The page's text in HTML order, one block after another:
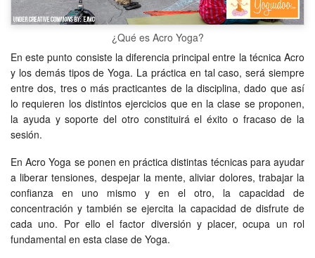
¿Qué es Acro Yoga?
En este punto consiste la diferencia principal entre la técnica Acro
y los demás tipos de Yoga. La práctica en tal caso, será siempre
entre dos, tres o más practicantes de la disciplina, dado que así
lo requieren los distintos ejercicios que en la clase se proponen,
la ayuda y soporte del otro constituirá el éxito o fracaso de la
sesión.
En Acro Yoga se ponen en práctica distintas técnicas para ayudar
a liberar tensiones, despejar la mente, aliviar dolores, trabajar la
confianza en uno mismo y en el otro, la capacidad de
concentración y también se ejercita la capacidad de disfrute de
cada uno. Por ello el factor diversión y placer, ocupa un rol
fundamental en esta clase de Yoga.